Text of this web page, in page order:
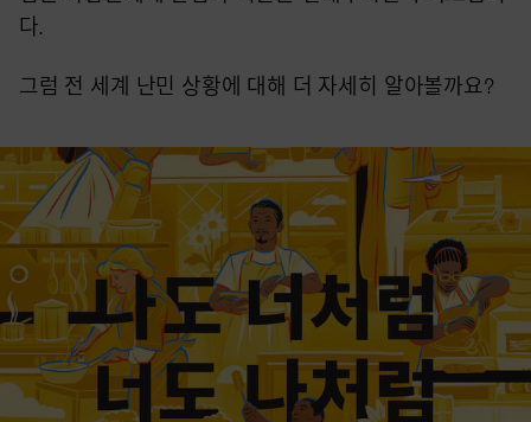
다.
그럼 전 세계 난민 상황에 대해 더 자세히 알아볼까요?